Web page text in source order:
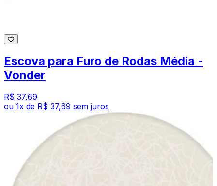
Escova para Furo de Rodas Média -
Vonder
R$ 37,69
ou 1x de R$ 37,69 sem juros